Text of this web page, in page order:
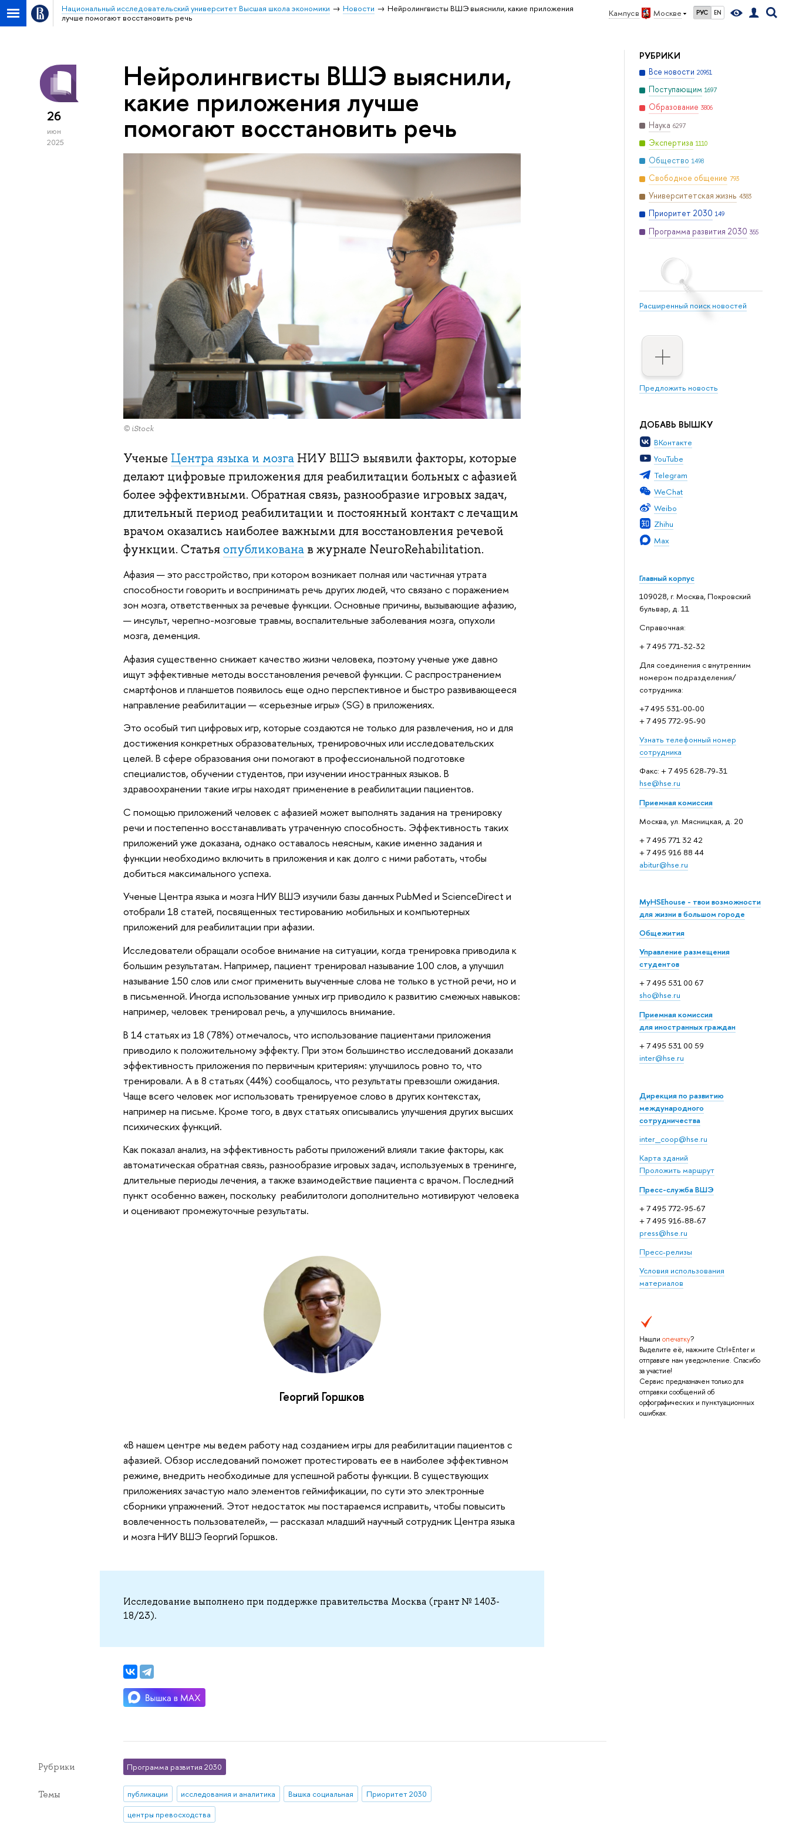
Кампус в Москве РУС EN
Национальный исследовательский университет Высшая школа экономики Новости
Нейролингвисты ВШЭ выяснили, какие приложения
лучше помогают восстановить речь
РУБРИКИ
Все новости 20951
Поступающим 1697
Образование 3806
Наука 6297
Экспертиза 1110
Общество 1498
Свободное общение 793
Университетская жизнь 4383
Приоритет 2030 149
Программа развития 2030 355
Расширенный поиск новостей
Предложить новость
ДОБАВЬ ВЫШКУ
ВКонтакте
YouTube
Telegram
WeChat
Weibo
Zhihu
Max
Главный корпус
109028, г. Москва, Покровский
бульвар, д. 11
Справочная:
+ 7 495 771-32-32
Для соединения с внутренним
номером подразделения/
сотрудника:
+7 495 531-00-00
+ 7 495 772-95-90
Узнать телефонный номер
сотрудника
Факс: + 7 495 628-79-31
hse@hse.ru
Приемная комиссия
Москва, ул. Мясницкая, д. 20
+ 7 495 771 32 42
+ 7 495 916 88 44
abitur@hse.ru
MyHSEhouse - твои возможности
для жизни в большом городе
Общежития
Управление размещения
студентов
+ 7 495 531 00 67
sho@hse.ru
Приемная комиссия
для иностранных граждан
+ 7 495 531 00 59
inter@hse.ru
Дирекция по развитию
международного
сотрудничества
inter_coop@hse.ru
Карта зданий
Проложить маршрут
Пресс-служба ВШЭ
+ 7 495 772-95-67
+ 7 495 916-88-67
press@hse.ru
Пресс-релизы
Условия использования
материалов
Нашли опечатку?
Выделите её, нажмите Ctrl+Enter и
отправьте нам уведомление. Спасибо
за участие!
Сервис предназначен только для
отправки сообщений об
орфографических и пунктуационных
ошибках.
26
июн
2025
Нейролингвисты ВШЭ выяснили,
какие приложения лучше
помогают восстановить речь
© iStock
Ученые Центра языка и мозгаНИУ ВШЭ выявили факторы, которые
делают цифровые приложения для реабилитации больных с афазией
более эффективными. Обратная связь, разнообразие игровых задач,
длительный период реабилитации и постоянный контакт с лечащим
врачом оказались наиболее важными для восстановления речевой
функции. Статья опубликованав журнале NeuroRehabilitation.
Афазия — это расстройство, при котором возникает полная или частичная утрата
способности говорить и воспринимать речь других людей, что связано с поражением
зон мозга, ответственных за речевые функции. Основные причины, вызывающие афазию,
— инсульт, черепно-мозговые травмы, воспалительные заболевания мозга, опухоли
мозга, деменция.
Афазия существенно снижает качество жизни человека, поэтому ученые уже давно
ищут эффективные методы восстановления речевой функции. С распространением
смартфонов и планшетов появилось еще одно перспективное и быстро развивающееся
направление реабилитации — «серьезные игры» (SG) в приложениях.
Это особый тип цифровых игр, которые создаются не только для развлечения, но и для
достижения конкретных образовательных, тренировочных или исследовательских
целей. В сфере образования они помогают в профессиональной подготовке
специалистов, обучении студентов, при изучении иностранных языков. В
здравоохранении такие игры находят применение в реабилитации пациентов.
С помощью приложений человек с афазией может выполнять задания на тренировку
речи и постепенно восстанавливать утраченную способность. Эффективность таких
приложений уже доказана, однако оставалось неясным, какие именно задания и
функции необходимо включить в приложения и как долго с ними работать, чтобы
добиться максимального успеха.
Ученые Центра языка и мозга НИУ ВШЭ изучили базы данных PubMed и ScienceDirect и
отобрали 18 статей, посвященных тестированию мобильных и компьютерных
приложений для реабилитации при афазии.
Исследователи обращали особое внимание на ситуации, когда тренировка приводила к
большим результатам. Например, пациент тренировал называние 100 слов, а улучшил
называние 150 слов или смог применить выученные слова не только в устной речи, но и
в письменной. Иногда использование умных игр приводило к развитию смежных навыков:
например, человек тренировал речь, а улучшилось внимание.
В 14 статьях из 18 (78%) отмечалось, что использование пациентами приложения
приводило к положительному эффекту. При этом большинство исследований доказали
эффективность приложения по первичным критериям: улучшилось ровно то, что
тренировали. А в 8 статьях (44%) сообщалось, что результаты превзошли ожидания.
Чаще всего человек мог использовать тренируемое слово в других контекстах,
например на письме. Кроме того, в двух статьях описывались улучшения других высших
психических функций.
Как показал анализ, на эффективность работы приложений влияли такие факторы, как
автоматическая обратная связь, разнообразие игровых задач, используемых в тренинге,
длительные периоды лечения, а также взаимодействие пациента с врачом. Последний
пункт особенно важен, поскольку реабилитологи дополнительно мотивируют человека
и оценивают промежуточные результаты.
Георгий Горшков
«В нашем центре мы ведем работу над созданием игры для реабилитации пациентов с
афазией. Обзор исследований поможет протестировать ее в наиболее эффективном
режиме, внедрить необходимые для успешной работы функции. В существующих
приложениях зачастую мало элементов геймификации, по сути это электронные
сборники упражнений. Этот недостаток мы постараемся исправить, чтобы повысить
вовлеченность пользователей», — рассказал младший научный сотрудник Центра языка
и мозга НИУ ВШЭ Георгий Горшков.
Исследование выполнено при поддержке правительства Москва (грант № 1403-
18/23).
Рубрики Программа развития 2030
Темы публикации исследования и аналитика Вышка социальная
Приоритет 2030
центры превосходства